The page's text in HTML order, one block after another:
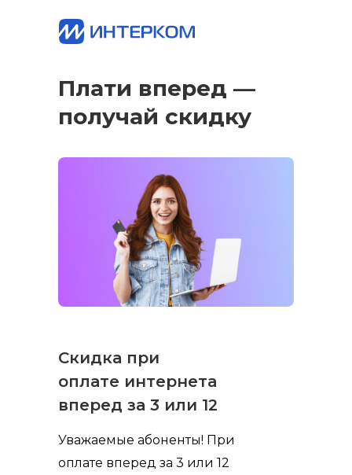
Плати вперед —
получай скидку
Скидка при
оплате интернета
вперед за 3 или 12
Уважаемые абоненты! При
оплате вперед за 3 или 12